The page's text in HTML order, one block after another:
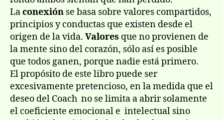
Laconexión se basa sobre valores compartidos,
principios y conductas que existen desde el
origen de la vida. Valores que no provienen de
la mente sino del corazón, sólo así es posible
que todos ganen, porque nadie está primero.
El propósito de este libro puede ser
excesivamente pretencioso, en la medida que el
deseo del Coach no se limita a abrir solamente
el coeficiente emocional e intelectual sino